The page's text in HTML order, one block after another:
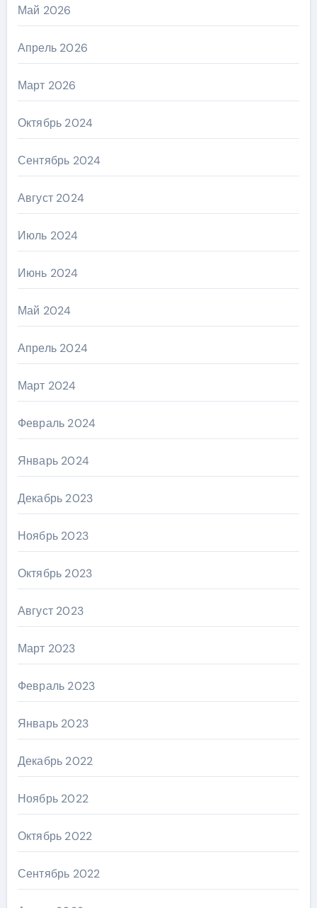
Май 2026
Апрель 2026
Март 2026
Октябрь 2024
Сентябрь 2024
Август 2024
Июль 2024
Июнь 2024
Май 2024
Апрель 2024
Март 2024
Февраль 2024
Январь 2024
Декабрь 2023
Ноябрь 2023
Октябрь 2023
Август 2023
Март 2023
Февраль 2023
Январь 2023
Декабрь 2022
Ноябрь 2022
Октябрь 2022
Сентябрь 2022